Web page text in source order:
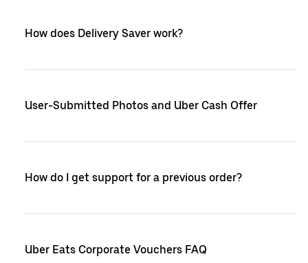
How does Delivery Saver work?
User-Submitted Photos and Uber Cash Offer
How do I get support for a previous order?
Uber Eats Corporate Vouchers FAQ